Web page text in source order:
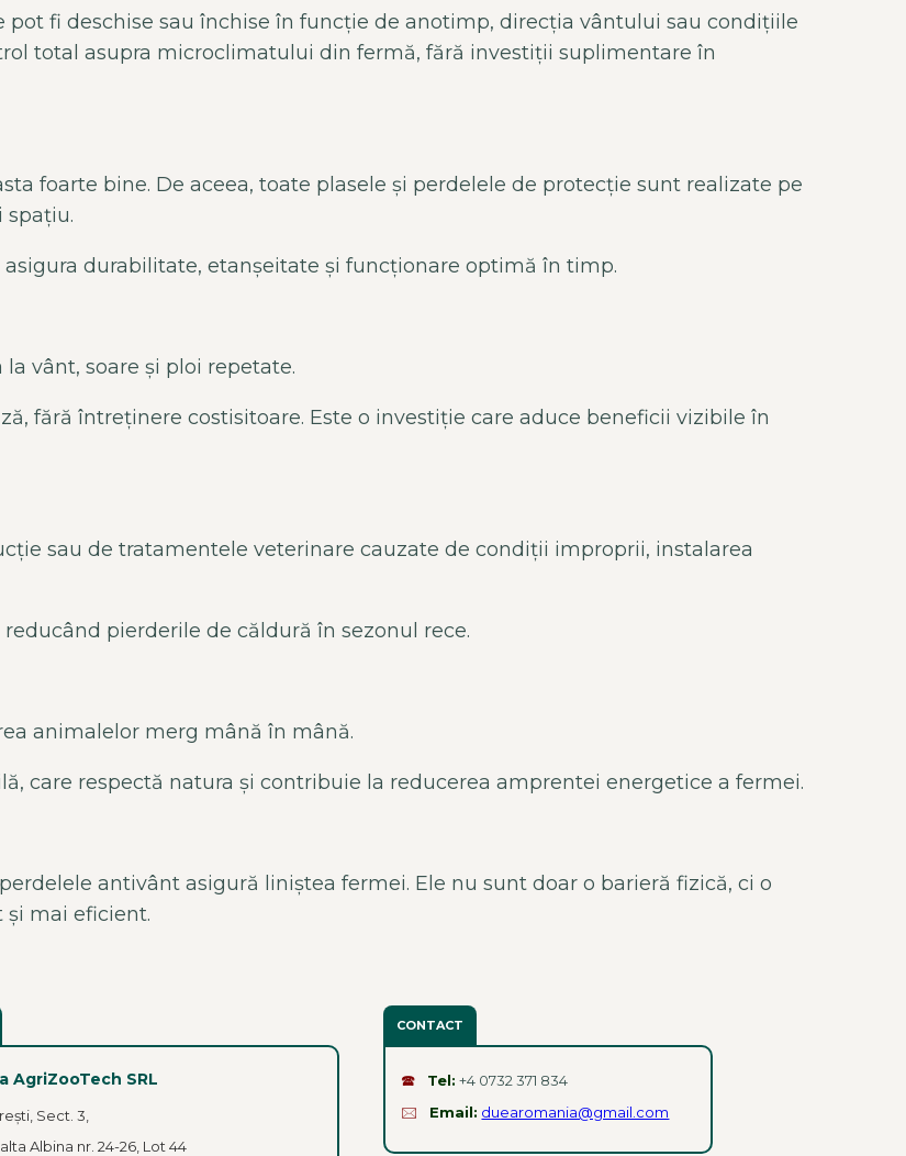
pot fi deschise sau închise în funcție de anotimp, direcția vântului sau condițiile
total asupra microclimatului din fermă, fără investiții suplimentare în
foarte bine. De aceea, toate plasele și perdelele de protecție sunt realizate pe
spațiu.
durabilitate, etanșeitate și funcționare optimă în timp.
la vânt, soare și ploi repetate.
fără întreținere costisitoare. Este o investiție care aduce beneficii vizibile în
sau de tratamentele veterinare cauzate de condiții improprii, instalarea
reducând pierderile de căldură în sezonul rece.
animalelor merg mână în mână.
care respectă natura și contribuie la reducerea amprentei energetice a fermei.
antivânt asigură liniștea fermei. Ele nu sunt doar o barieră fizică, ci o
mai eficient.
AgriZooTech SRL
Sect. 3,
Albina nr. 24-26, Lot 44
CONTACT
🕿 Tel: +4 0732 371 834
🖂
Email: duearomania@gmail.com